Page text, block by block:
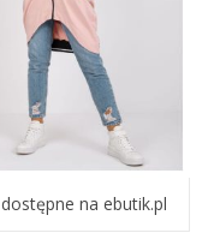
na ebutik.pl